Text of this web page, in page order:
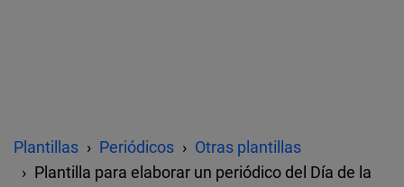
Plantillas Periódicos
Otras plantillas
Plantilla para elaborar un periódico del Día de la